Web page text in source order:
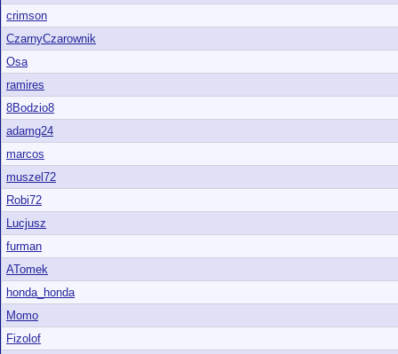
crimson
CzarnyCzarownik
Osa
ramires
8Bodzio8
adamg24
marcos
muszel72
Robi72
Lucjusz
furman
ATomek
honda_honda
Momo
Fizolof